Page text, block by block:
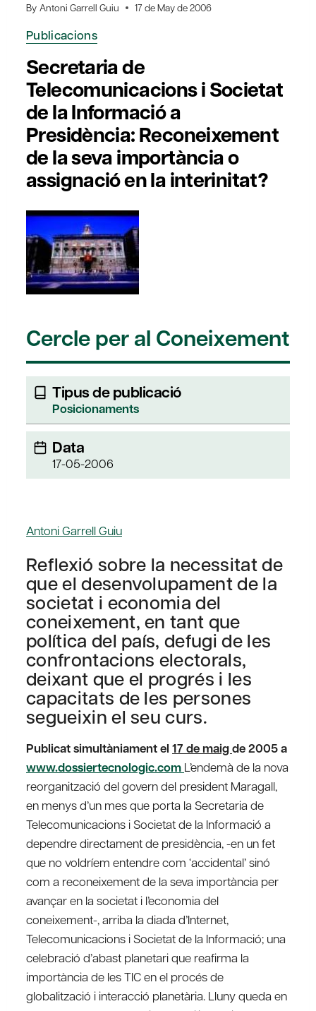
By Antoni Garrell Guiu 17 de May de 2006
Publicacions
Secretaria de
Telecomunicacions i Societat
de la Informació a
Presidència: Reconeixement
de la seva importància o
assignació en la interinitat?
Cercle per al Coneixement
Tipus de publicació
Posicionaments
Data
17-05-2006
Antoni Garrell Guiu
Reflexió sobre la necessitat de
que el desenvolupament de la
societat i economia del
coneixement, en tant que
política del país, defugi de les
confrontacions electorals,
deixant que el progrés i les
capacitats de les persones
segueixin el seu curs.
Publicat simultàniament el 17 de maigde 2005 a
www.dossiertecnologic.com L’endemà de la nova
reorganització del govern del president Maragall,
en menys d’un mes que porta la Secretaria de
Telecomunicacions i Societat de la Informació a
dependre directament de presidència, -en un fet
que no voldríem entendre com ‘accidental’ sinó
com a reconeixement de la seva importància per
avançar en la societat i l’economia del
coneixement-, arriba la diada d’Internet,
Telecomunicacions i Societat de la Informació; una
celebració d’abast planetari que reafirma la
importància de les TIC en el procés de
globalització i interacció planetària. Lluny queda en